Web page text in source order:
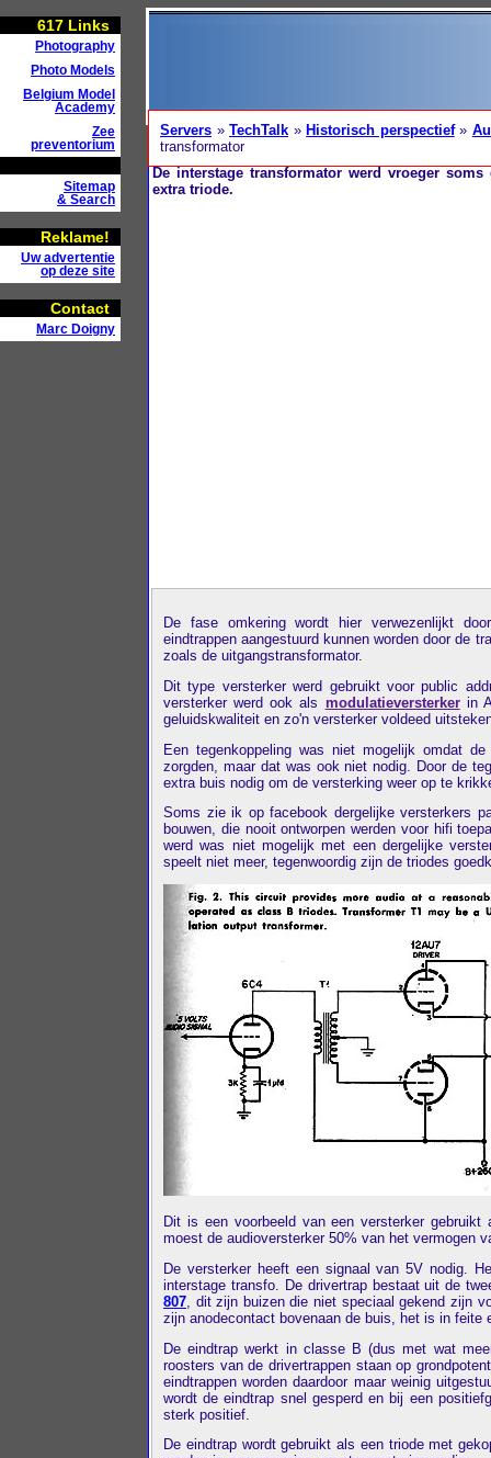
617 Links
Photography
Photo Models
Belgium Model
Academy
Zee
preventorium
Sitemap
& Search
Reklame!
Uw advertentie
op deze site
Contact
Marc Doigny
Servers »TechTalk » Historisch perspectief»
transformator
De interstage transformator werd vroeger
extra triode.
De fase omkering wordt hier verwezenlijkt
eindtrappen aangestuurd kunnen worden door de
zoals de uitgangstransformator.
Dit type versterker werd gebruikt voor public
versterker werd ook als modulatieversterkerin
geluidskwaliteit en zo'n versterker voldeed
Een tegenkoppeling was niet mogelijk omdat
zorgden, maar dat was ook niet nodig. Door de
extra buis nodig om de versterking weer op te
Soms zie ik op facebook dergelijke versterkers
bouwen, die nooit ontworpen werden voor hifi
werd was niet mogelijk met een dergelijke
speelt niet meer, tegenwoordig zijn de triodes
Dit is een voorbeeld van een versterker
moest de audioversterker 50% van het vermogen
De versterker heeft een signaal van 5V nodig.
interstage transfo. De drivertrap bestaat uit de
807 , dit zijn buizen die niet speciaal gekend zijn
zijn anodecontact bovenaan de buis, het is in feite
De eindtrap werkt in classe B (dus met wat
roosters van de drivertrappen staan op
eindtrappen worden daardoor maar weinig
wordt de eindtrap snel gesperd en bij een
sterk positief.
De eindtrap wordt gebruikt als een triode met